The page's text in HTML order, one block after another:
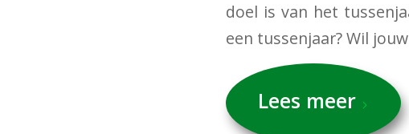
doel is van het
een tussenjaar? Wil
Lees meer